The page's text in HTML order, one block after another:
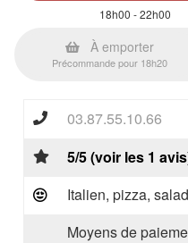
18h00 - 22h00
À emporter
Précommande pour 18h20
03.87.55.10.66
5/5 (voir les 1
Italien, pizza,
Moyens de